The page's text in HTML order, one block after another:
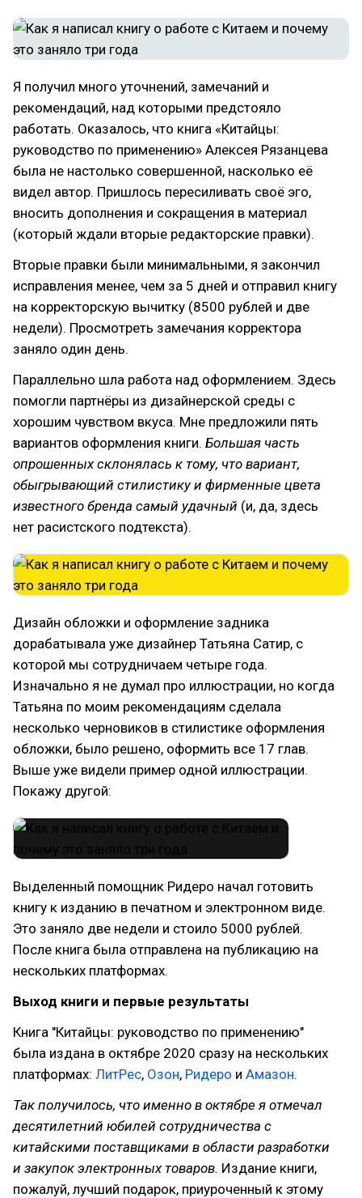
Я получил много уточнений, замечаний и
рекомендаций, над которыми предстояло
работать. Оказалось, что книга «Китайцы:
руководство по применению» Алексея Рязанцева
была не настолько совершенной, насколько её
видел автор. Пришлось пересиливать своё эго,
вносить дополнения и сокращения в материал
(который ждали вторые редакторские правки).
Вторые правки были минимальными, я закончил
исправления менее, чем за 5 дней и отправил книгу
на корректорскую вычитку (8500 рублей и две
недели). Просмотреть замечания корректора
заняло один день.
Параллельно шла работа над оформлением. Здесь
помогли партнёры из дизайнерской среды с
хорошим чувством вкуса. Мне предложили пять
вариантов оформления книги. Большая часть
опрошенных склонялась к тому, что вариант,
обыгрывающий стилистику и фирменные цвета
известного бренда самый удачный (и, да, здесь
нет расистского подтекста).
Дизайн обложки и оформление задника
дорабатывала уже дизайнер Татьяна Сатир, с
которой мы сотрудничаем четыре года.
Изначально я не думал про иллюстрации, но когда
Татьяна по моим рекомендациям сделала
несколько черновиков в стилистике оформления
обложки, было решено, оформить все 17 глав.
Выше уже видели пример одной иллюстрации.
Покажу другой:
Выделенный помощник Ридеро начал готовить
книгу к изданию в печатном и электронном виде.
Это заняло две недели и стоило 5000 рублей.
После книга была отправлена на публикацию на
нескольких платформах.
Выход книги и первые результаты
Книга "Китайцы: руководство по применению"
была издана в октябре 2020 сразу на нескольких
платформах: ЛитРес, Озон, Ридеро и Амазон.
Так получилось, что именно в октябре я отмечал
десятилетний юбилей сотрудничества с
китайскими поставщиками в области разработки
и закупок электронных товаров. Издание книги,
пожалуй, лучший подарок, приуроченный к этому